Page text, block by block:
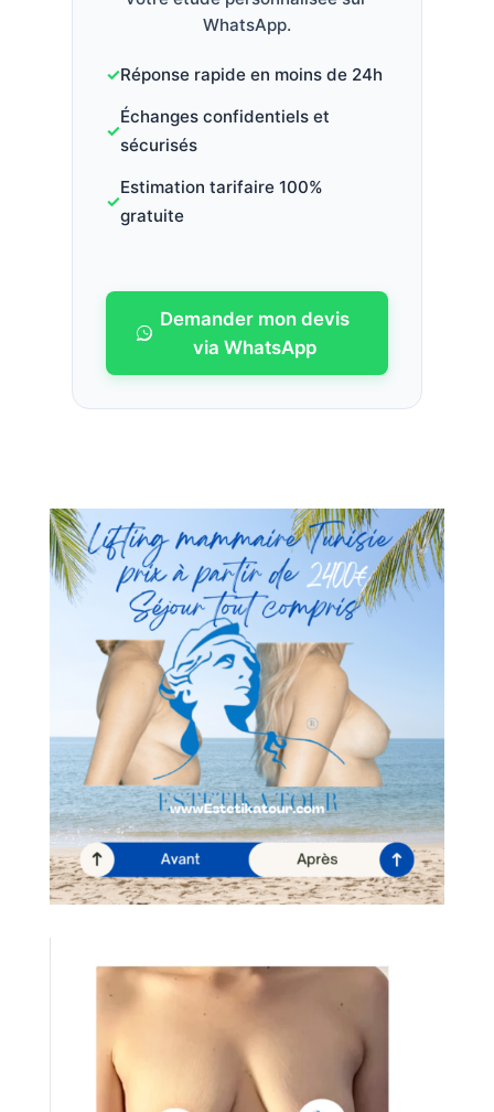
WhatsApp.
Réponse rapide en moins de 24h
Échanges confidentiels et
sécurisés
Estimation tarifaire 100%
gratuite
Demander mon devis
via WhatsApp